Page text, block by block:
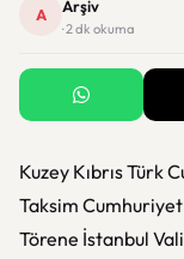
A Arşiv
· 2 dk okuma
Kuzey Kıbrıs Türk
Taksim
Törene İstanbul